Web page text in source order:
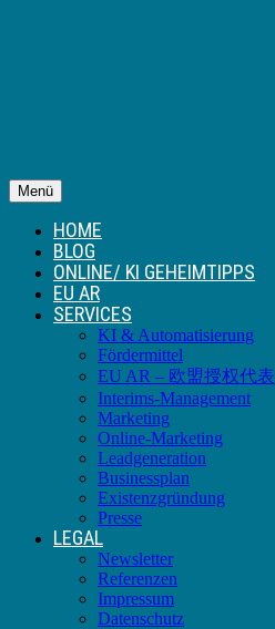
Menü
HOME
BLOG
ONLINE/ KI GEHEIMTIPPS
EU AR
SERVICES
KI & Automatisierung
Fördermittel
EU AR – 欧盟授权代表
Interims-Management
Marketing
Online-Marketing
Leadgeneration
Businessplan
Existenzgründung
Presse
LEGAL
Newsletter
Referenzen
Impressum
Datenschutz